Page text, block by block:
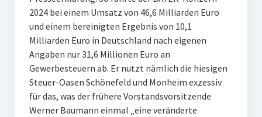
2024 bei einem Umsatz von 46,6 Milliarden Euro
und einem bereinigten Ergebnis von 10,1
Milliarden Euro in Deutschland nach eigenen
Angaben nur 31,6 Millionen Euro an
Gewerbesteuern ab. Er nutzt nämlich die hiesigen
Steuer-Oasen Schönefeld und Monheim exzessiv
für das, was der frühere Vorstandsvorsitzende
Werner Baumann einmal „eine veränderte